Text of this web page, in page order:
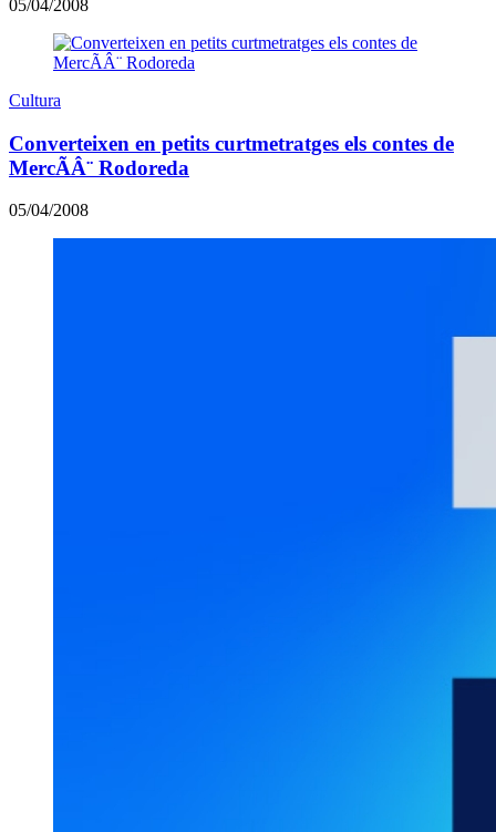
05/04/2008
Cultura
Converteixen en petits curtmetratges els contes de
MercÃÂ¨ Rodoreda
05/04/2008